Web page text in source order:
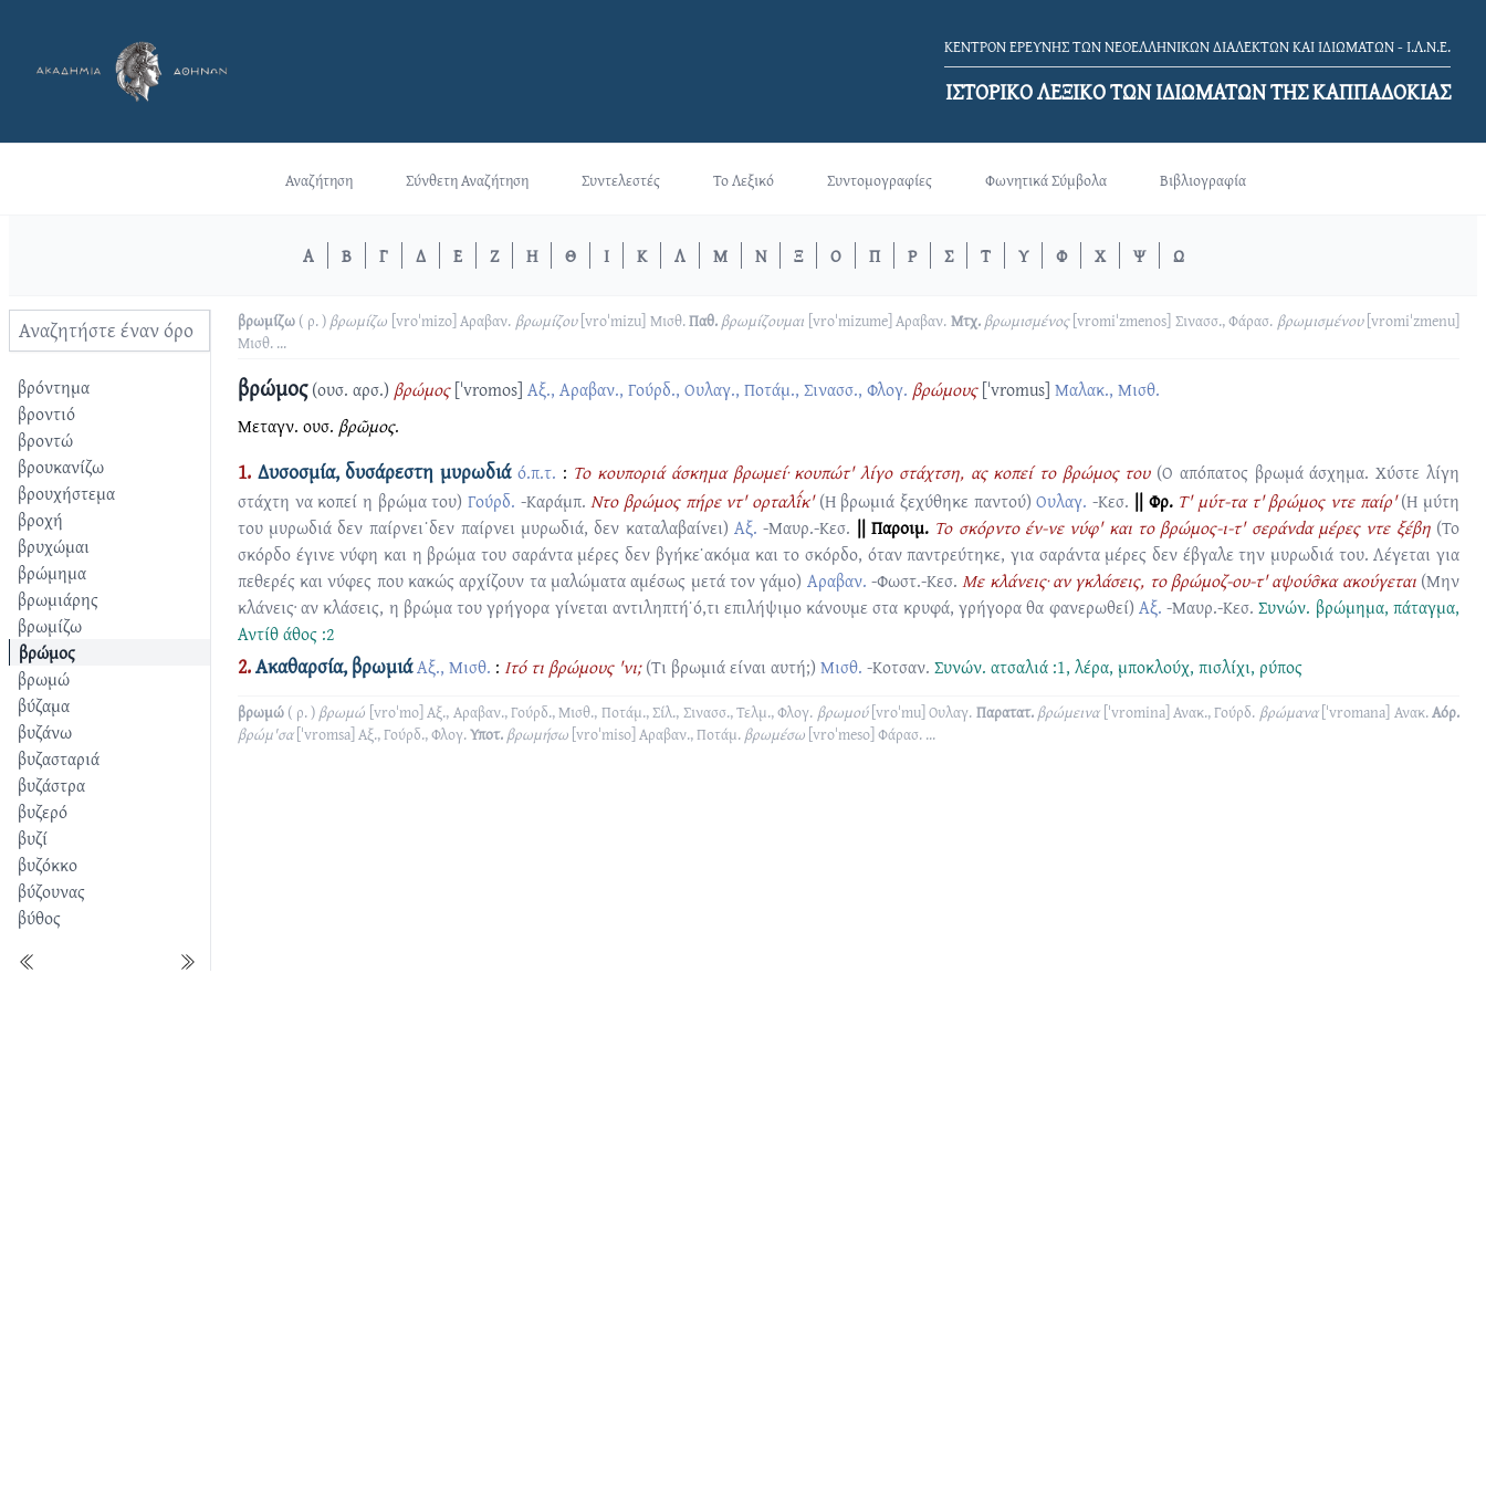
ΚΕΝΤΡΟΝ ΕΡΕΥΝΗΣ ΤΩΝ ΝΕΟΕΛΛΗΝΙΚΩΝ ΔΙΑΛΕΚΤΩΝ ΚΑΙ ΙΔΙΩΜΑΤΩΝ - Ι.Λ.Ν.Ε.
ΙΣΤΟΡΙΚΟ ΛΕΞΙΚΟ TΩΝ ΙΔΙΩΜΑΤΩΝ ΤΗΣ ΚΑΠΠΑΔΟΚΙΑΣ
Αναζήτηση Σύνθετη Αναζήτηση Συντελεστές Το Λεξικό Συντομογραφίες Φωνητικά Σύμβολα Βιβλιογραφία
Α Β Γ Δ Ε Ζ Η Θ Ι Κ Λ Μ Ν Ξ Ο Π Ρ Σ Τ Υ Φ Χ Ψ Ω
βρόντημα
βροντιό
βροντώ
βρουκανίζω
βρουχήστεμα
βροχή
βρυχώμαι
βρώμημα
βρωμιάρης
βρωμίζω
βρώμος
βρωμώ
βύζαμα
βυζάνω
βυζασταριά
βυζάστρα
βυζερό
βυζί
βυζόκκο
βύζουνας
βύθος
βρωμίζω ( ρ. ) βρωμίζω [vroˈmizo] Αραβαν. βρωμίζου [vroˈmizu] Μισθ.Παθ. βρωμίζουμαι [vroˈmizume] Αραβαν. Μτχ. βρωμισμένος [vromiˈzmenos] Σινασσ., Φάρασ. βρωμισμένου [vromiˈzmenu]
Μισθ. ...
βρώμος(ουσ. αρσ.) βρώμος [ˈvromos] Αξ., Αραβαν., Γούρδ., Ουλαγ., Ποτάμ., Σινασσ., Φλογ. βρώμους [ˈvromus] Μαλακ., Μισθ.
Μεταγν. ουσ. βρῶμος.
1.Δυσοσμία, δυσάρεστη μυρωδιά ό.π.τ. : Το κουποριά άσκημα βρωμεί· κουπώτ' λίγο στάχτση, ας κοπεί το βρώμος του (Ο απόπατος βρωμά άσχημα. Χύστε λίγη
στάχτη να κοπεί η βρώμα του) Γούρδ. -Καράμπ. Ντο βρώμος πήρε ντ' ορταλι̂́κ' (Η βρωμιά ξεχύθηκε παντού)Ουλαγ. -Κεσ. || Φρ. Τ' μύτ-τα τ' βρώμος ντε παίρ' (Η μύτη
του μυρωδιά δεν παίρνει˙δεν παίρνει μυρωδιά, δεν καταλαβαίνει)Αξ. -Μαυρ.-Κεσ. || Παροιμ. Το σκόρντο έν-νε νύφ' και το βρώμος-ι-τ' σεράνdα μέρες ντε ξέβη (Το
σκόρδο έγινε νύφη και η βρώμα του σαράντα μέρες δεν βγήκε˙ακόμα και το σκόρδο, όταν παντρεύτηκε, για σαράντα μέρες δεν έβγαλε την μυρωδιά του. Λέγεται για
πεθερές και νύφες που κακώς αρχίζουν τα μαλώματα αμέσως μετά τον γάμο) Αραβαν. -Φωστ.-Κεσ. Με κλάνεις· αν γκλάσεις, το βρώμοζ-ου-τ' αψούσ̑κα ακούγεται (Μην
κλάνεις· αν κλάσεις, η βρώμα του γρήγορα γίνεται αντιληπτή˙ό,τι επιλήψιμο κάνουμε στα κρυφά, γρήγορα θα φανερωθεί) Αξ. -Μαυρ.-Κεσ. Συνών. βρώμημα, πάταγμα,
Αντίθάθος :2
2.Ακαθαρσία, βρωμιάΑξ., Μισθ. : Ιτό τι βρώμους 'νι; (Τι βρωμιά είναι αυτή;) Μισθ. -Κοτσαν. Συνών. ατσαλιά :1, λέρα, μποκλούχ, πισλίχι, ρύπος
βρωμώ ( ρ. ) βρωμώ [vroˈmo] Αξ., Αραβαν., Γούρδ., Μισθ., Ποτάμ., Σίλ., Σινασσ., Τελμ., Φλογ. βρωμού [vroˈmu] Ουλαγ. Παρατατ. βρώμεινα [ˈvromina] Ανακ., Γούρδ. βρώμανα [ˈvromana] Ανακ.Αόρ.
βρώμ'σα [ˈvromsa] Αξ., Γούρδ., Φλογ.Υποτ. βρωμήσω [vroˈmiso] Αραβαν., Ποτάμ. βρωμέσω [vroˈmeso] Φάρασ. ...